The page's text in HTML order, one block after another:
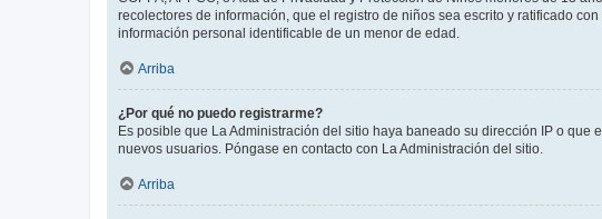
recolectores de información, que el registro de niños sea escrito y ratificado
información personal identificable de un menor de edad.
Arriba
¿Por qué no puedo registrarme?
Es posible que La Administración del sitio haya baneado su dirección IP o
nuevos usuarios. Póngase en contacto con La Administración del sitio.
Arriba